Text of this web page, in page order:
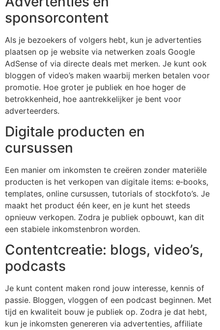
sponsorcontent
Als je bezoekers of volgers hebt, kun je advertenties
plaatsen op je website via netwerken zoals Google
AdSense of via directe deals met merken. Je kunt ook
bloggen of video’s maken waarbij merken betalen voor
promotie. Hoe groter je publiek en hoe hoger de
betrokkenheid, hoe aantrekkelijker je bent voor
adverteerders.
Digitale producten en
cursussen
Een manier om inkomsten te creëren zonder materiële
producten is het verkopen van digitale items: e‑books,
templates, online cursussen, tutorials of stockfoto’s. Je
maakt het product één keer, en je kunt het steeds
opnieuw verkopen. Zodra je publiek opbouwt, kan dit
een stabiele inkomstenbron worden.
Contentcreatie: blogs, video’s,
podcasts
Je kunt content maken rond jouw interesse, kennis of
passie. Bloggen, vloggen of een podcast beginnen. Met
tijd en kwaliteit bouw je publiek op. Zodra je dat hebt,
kun je inkomsten genereren via advertenties, affiliate